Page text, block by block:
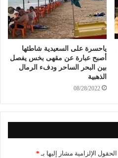
ياحسرة على السعيدية شاطئها
أصبح عبارة عن مقهى بخس يفصل
بين البحر الساحر ودفء الرمال
الذهبية
08/28/2022
الحقول الإلزامية مشار إليها بـ *